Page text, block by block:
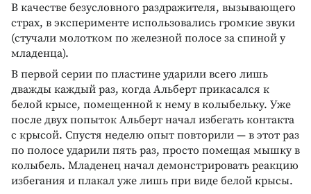
В качестве безусловного раздражителя, вызывающего
страх, в эксперименте использовались громкие звуки
(стучали молотком по железной полосе за спиной у
младенца).
В первой серии по пластине ударили всего лишь
дважды каждый раз, когда Альберт прикасался к
белой крысе, помещенной к нему в колыбельку. Уже
после двух попыток Альберт начал избегать контакта
с крысой. Спустя неделю опыт повторили — в этот раз
по полосе ударили пять раз, просто помещая мышку в
колыбель. Младенец начал демонстрировать реакцию
избегания и плакал уже лишь при виде белой крысы.